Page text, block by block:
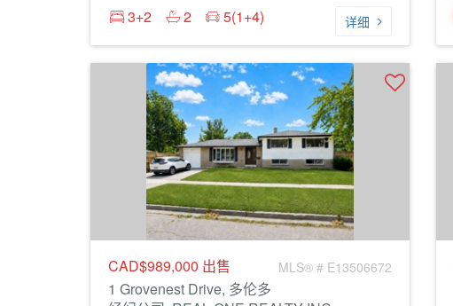
3+2
2 5(1+4) 详细
CAD$989,000 出售 MLS® # E13506672
1 Grovenest Drive, 多伦多